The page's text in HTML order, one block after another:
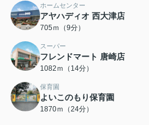
ホームセンター
アヤハディオ 西大津店
705ｍ（9分）
スーパー
フレンドマート 唐崎店
1082ｍ（14分）
保育園
よいこのもり保育園
1870ｍ（24分）